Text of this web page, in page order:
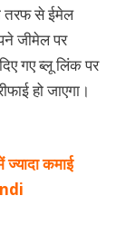
तरफ से ईमेल
जीमेल पर
गए ब्लू लिंक पर
हो जाएगा।
कमाई